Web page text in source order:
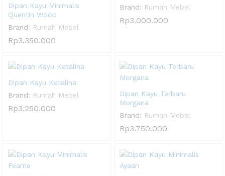
Dipan Kayu Minimalis
Quentin Wood
Brand: Rumah Mebel
Rp3.350.000
Brand: Rumah Mebel
Rp3.000.000
Dipan Kayu Katalina
Brand: Rumah Mebel
Rp3.250.000
Dipan Kayu Terbaru
Morgana
Brand: Rumah Mebel
Rp3.750.000